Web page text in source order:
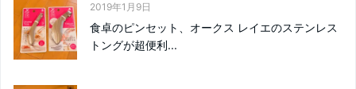
2019年1月9日
食卓のピンセット、オークス レイエのステンレス
トングが超便利...